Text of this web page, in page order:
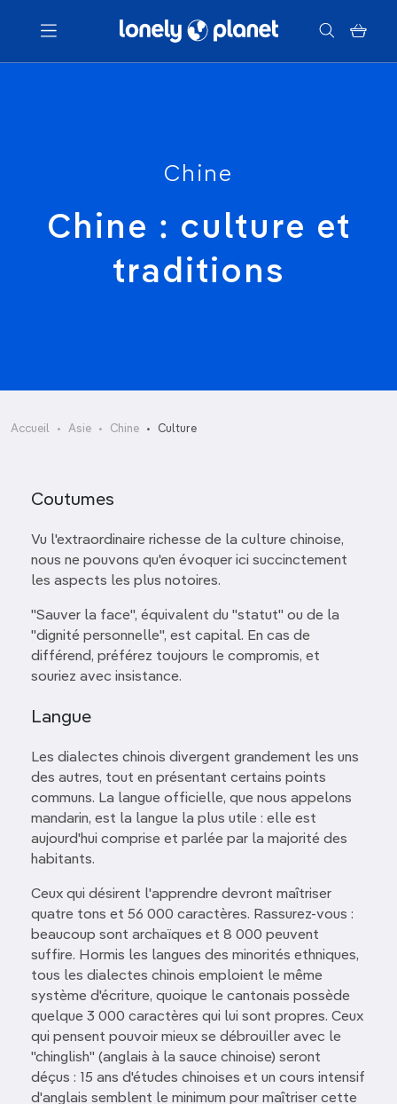
Menu
Chine
Chine : culture et
traditions
Accueil Asie Chine Culture
Coutumes
Vu l'extraordinaire richesse de la culture chinoise,
nous ne pouvons qu'en évoquer ici succinctement
les aspects les plus notoires.
"Sauver la face", équivalent du "statut" ou de la
"dignité personnelle", est capital. En cas de
différend, préférez toujours le compromis, et
souriez avec insistance.
Langue
Les dialectes chinois divergent grandement les uns
des autres, tout en présentant certains points
communs. La langue officielle, que nous appelons
mandarin, est la langue la plus utile : elle est
aujourd'hui comprise et parlée par la majorité des
habitants.
Ceux qui désirent l'apprendre devront maîtriser
quatre tons et 56 000 caractères. Rassurez-vous :
beaucoup sont archaïques et 8 000 peuvent
suffire. Hormis les langues des minorités ethniques,
tous les dialectes chinois emploient le même
système d'écriture, quoique le cantonais possède
quelque 3 000 caractères qui lui sont propres. Ceux
qui pensent pouvoir mieux se débrouiller avec le
"chinglish" (anglais à la sauce chinoise) seront
déçus : 15 ans d'études chinoises et un cours intensif
d'anglais semblent le minimum pour maîtriser cette